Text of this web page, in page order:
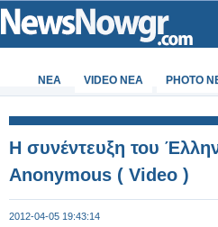
ΝΕΑ VIDEO NEA PHOTO
Η συνέντευξη του
Anonymous ( Video )
2012-04-05 19:43:14